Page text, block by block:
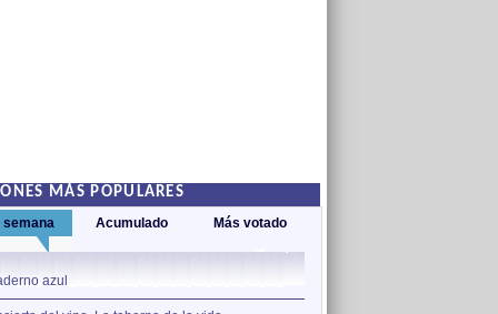
MÁS POPULARES
semana Acumulado Más votado
azul